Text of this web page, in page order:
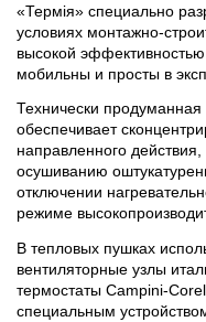
«Термія» специально
условиях монтажно-
высокой
мобильны и просты в
Технически
обеспечивает
направленного
осушиванию
отключении
режиме
В тепловых пушках
вентиляторные узлы
термостаты Campini-
специальным